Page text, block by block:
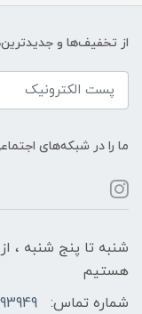
از تخفیف‌ها و
ما را در شبکه‌های
هستیم
شماره تماس: